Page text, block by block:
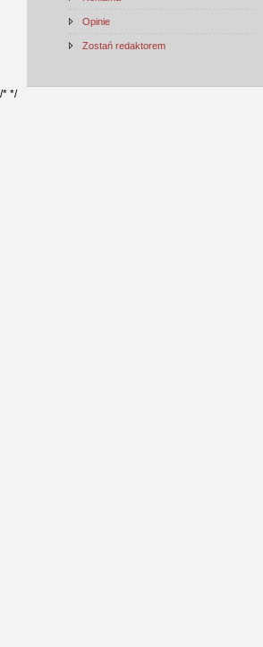
Opinie
Zostań redaktorem
/* */